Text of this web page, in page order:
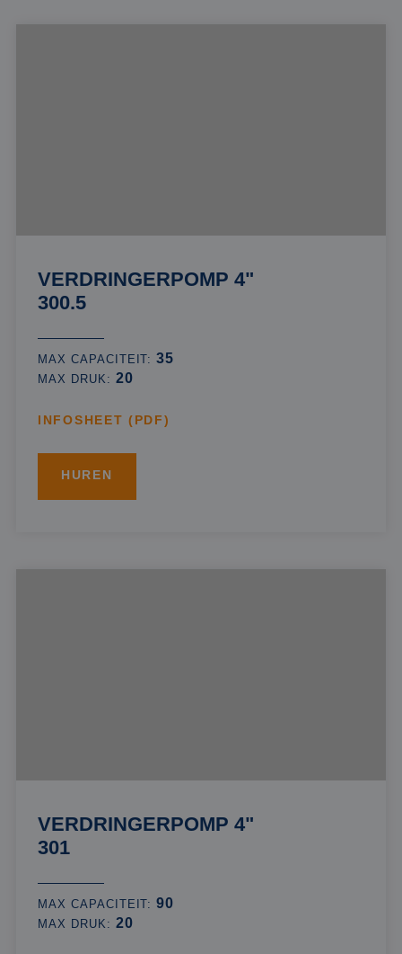
VERDRINGERPOMP 4"
300.5
MAX CAPACITEIT:35
MAX DRUK: 20
INFOSHEET (PDF)
HUREN
VERDRINGERPOMP 4"
301
MAX CAPACITEIT:90
MAX DRUK: 20